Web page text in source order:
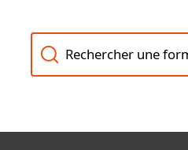
Recherche des formations